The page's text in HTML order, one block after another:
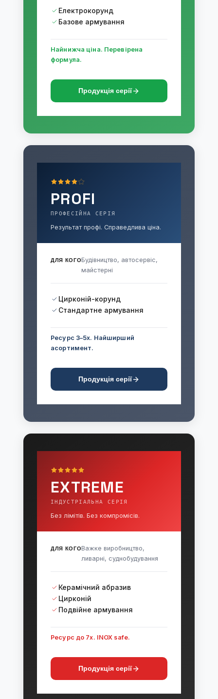
Електрокорунд
Базове армування
Найнижча ціна. Перевірена
формула.
Продукція серії
PROFI
ПРОФЕСІЙНА СЕРІЯ
Результат профі. Справедлива ціна.
ДЛЯ КОГОБудівництво, автосервіс,
майстерні
Цирконій-корунд
Стандартне армування
Ресурс 3–5x. Найширший
асортимент.
Продукція серії
EXTREME
ІНДУСТРІАЛЬНА СЕРІЯ
Без лімітів. Без компромісів.
ДЛЯ КОГОВажке виробництво,
ливарні, суднобудування
Керамічний абразив
Цирконій
Подвійне армування
Ресурс до 7x. INOX safe.
Продукція серії